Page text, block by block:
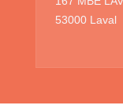
53000 Laval